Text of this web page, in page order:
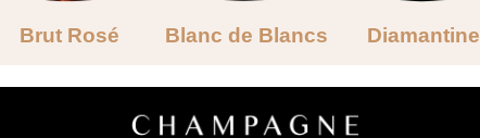
Brut Rosé Blanc de Blancs Diamantine